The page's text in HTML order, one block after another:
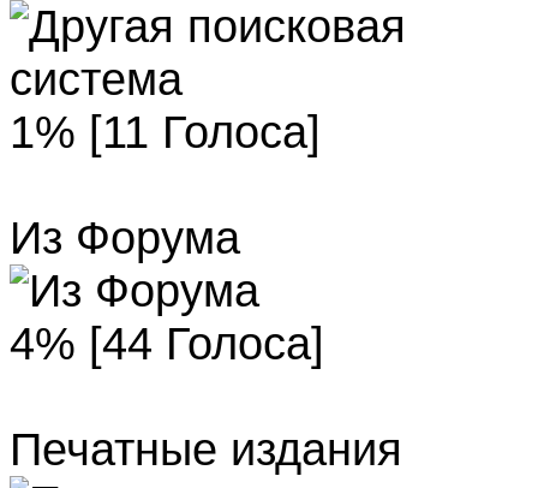
1% [11 Голоса]
Из Форума
4% [44 Голоса]
Печатные издания